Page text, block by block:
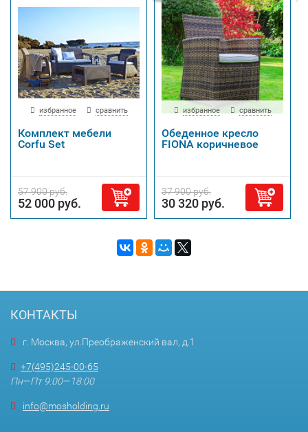
избранное сравнить
Комплект мебели
Corfu Set
57 900 руб.
52 000 руб.
избранное сравнить
Обеденное кресло
FIONA коричневое
37 900 руб.
30 320 руб.
КОНТАКТЫ
г. Москва, ул.Преображенский вал, д.1
+7(495)245-00-65
Пн—Пт 9:00—18:00
info@mosholding.ru